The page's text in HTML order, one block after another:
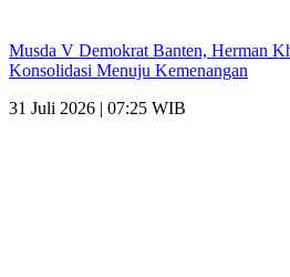
Musda V Demokrat Banten, Herman
Konsolidasi Menuju Kemenangan
31 Juli 2026 | 07:25 WIB